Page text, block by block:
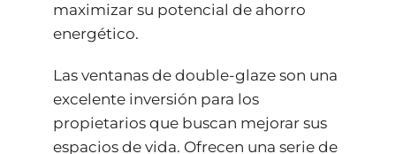
maximizar su potencial de ahorro
energético.
Las ventanas de double-glaze son una
excelente inversión para los
propietarios que buscan mejorar sus
espacios de vida. Ofrecen una serie de